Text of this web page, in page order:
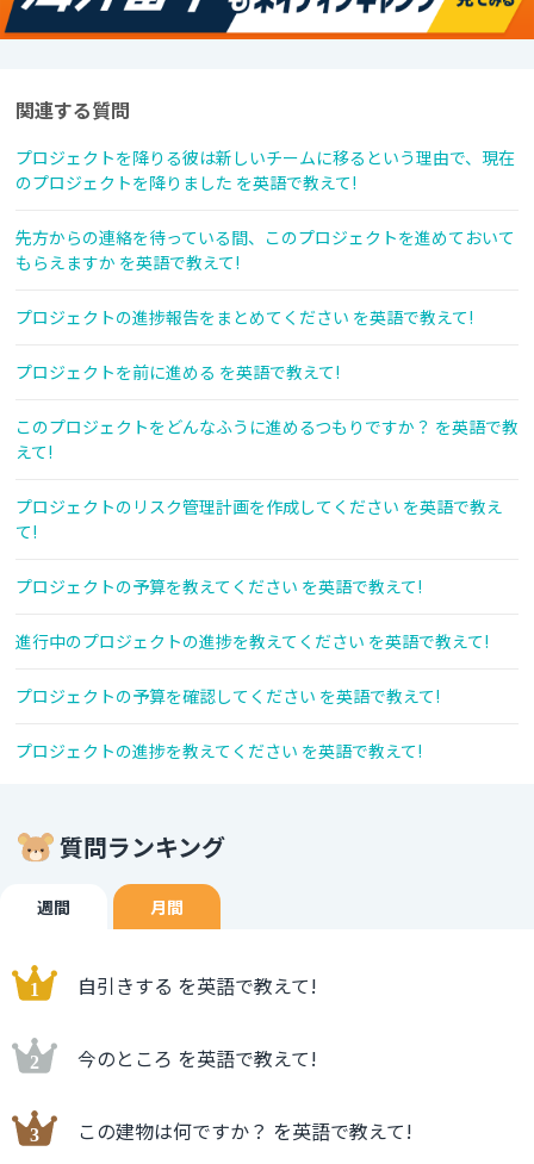
関連する質問
プロジェクトを降りる彼は新しいチームに移るという理由で、現在
のプロジェクトを降りました を英語で教えて!
先方からの連絡を待っている間、このプロジェクトを進めておいて
もらえますか を英語で教えて!
プロジェクトの進捗報告をまとめてください を英語で教えて!
プロジェクトを前に進める を英語で教えて!
このプロジェクトをどんなふうに進めるつもりですか？ を英語で教
えて!
プロジェクトのリスク管理計画を作成してください を英語で教え
て!
プロジェクトの予算を教えてください を英語で教えて!
進行中のプロジェクトの進捗を教えてください を英語で教えて!
プロジェクトの予算を確認してください を英語で教えて!
プロジェクトの進捗を教えてください を英語で教えて!
質問ランキング
週間 月間
自引きする を英語で教えて!
今のところ を英語で教えて!
この建物は何ですか？ を英語で教えて!